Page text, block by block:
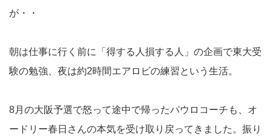
が・・
朝は仕事に行く前に「得する人損する人」の企画で東大受
験の勉強、夜は約2時間エアロビの練習という生活。
8月の大阪予選で怒って途中で帰ったパウロコーチも、オ
ードリー春日さんの本気を受け取り戻ってきました。振り